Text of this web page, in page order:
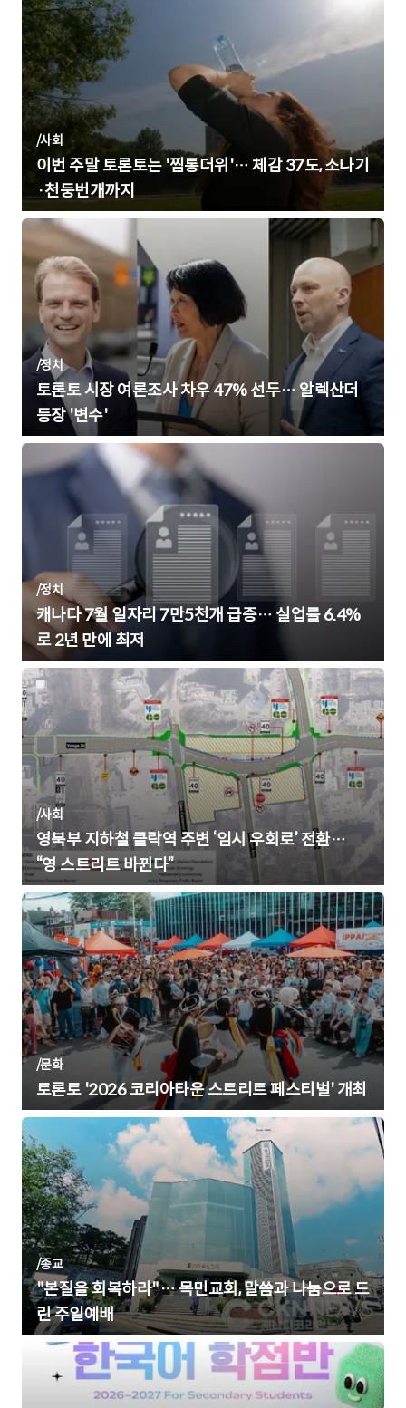
/사회
이번 주말 토론토는 '찜통더위'… 체감 37도, 소나기
·천둥번개까지
/정치
토론토 시장 여론조사 차우 47% 선두… 알렉산더
등장 '변수'
/정치
캐나다 7월 일자리 7만5천개 급증… 실업률 6.4%
로 2년 만에 최저
/사회
영북부 지하철 클락역 주변 ‘임시 우회로’ 전환…
“영 스트리트 바뀐다”
/문화
토론토 '2026 코리아타운 스트리트 페스티벌' 개최
/종교
"본질을 회복하라"… 목민교회, 말씀과 나눔으로 드
린 주일예배